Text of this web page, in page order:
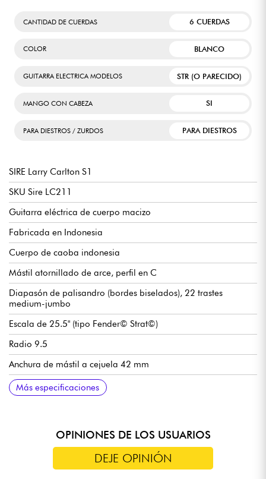
CANTIDAD DE CUERDAS 6 CUERDAS
COLOR BLANCO
GUITARRA ELECTRICA MODELOS STR (O PARECIDO)
MANGO CON CABEZA SI
PARA DIESTROS / ZURDOS PARA DIESTROS
SIRE Larry Carlton S1
SKU Sire LC211
Guitarra eléctrica de cuerpo macizo
Fabricada en Indonesia
Cuerpo de caoba indonesia
Mástil atornillado de arce, perfil en C
Diapasón de palisandro (bordes biselados), 22 trastes
medium-jumbo
Escala de 25.5" (tipo Fender© Strat©)
Radio 9.5
Anchura de mástil a cejuela 42 mm
Juego de pastillas HSS Sire Standard
Volumen
Tono
Selector de pastillas de 5 posiciones
Puente tradicional / vibrato Trémolo Sire Standard
Clavijas de afinación Sire Basic
Acabado brillante
Más especificaciones
OPINIONES DE LOS USUARIOS
DEJE OPINIÓN